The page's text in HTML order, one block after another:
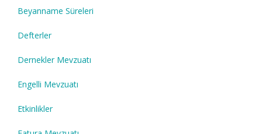
Beyanname Süreleri
Defterler
Dernekler Mevzuatı
Engelli Mevzuatı
Etkinlikler